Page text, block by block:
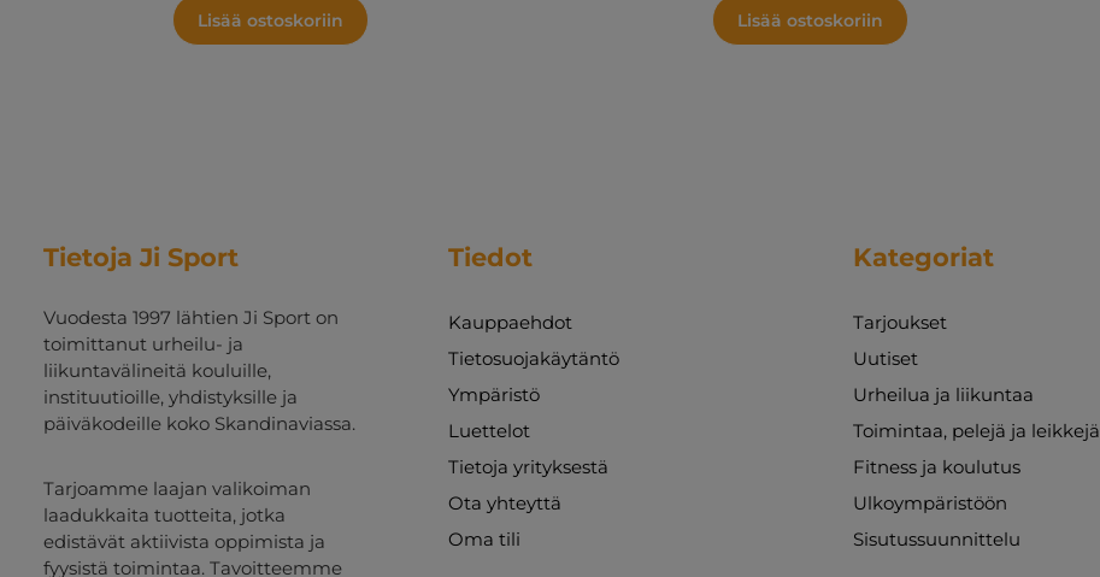
Lisää ostoskoriin Lisää ostoskoriin
Tietoja Ji Sport
Vuodesta 1997 lähtien Ji Sport on
toimittanut urheilu- ja
liikuntavälineitä kouluille,
instituutioille, yhdistyksille ja
päiväkodeille koko Skandinaviassa.
Tarjoamme laajan valikoiman
laadukkaita tuotteita, jotka
edistävät aktiivista oppimista ja
fyysistä toimintaa. Tavoitteemme
Tiedot
Kauppaehdot
Tietosuojakäytäntö
Ympäristö
Luettelot
Tietoja yrityksestä
Ota yhteyttä
Oma tili
Kategoriat
Tarjoukset
Uutiset
Urheilua ja liikuntaa
Toimintaa, pelejä ja leikkejä
Fitness ja koulutus
Ulkoympäristöön
Sisutussuunnittelu